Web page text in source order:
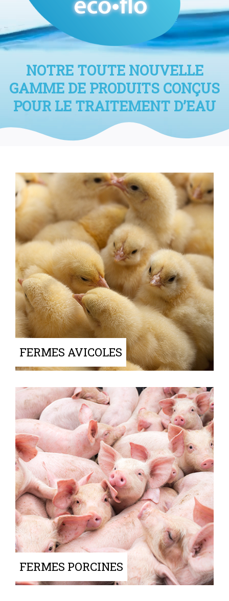
NOTRE TOUTE NOUVELLE
GAMME DE PRODUITS CONÇUS
POUR LE TRAITEMENT D’EAU
FERMES AVICOLES
FERMES PORCINES